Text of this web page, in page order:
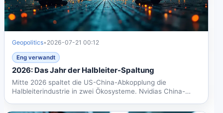
Geopolitics• 2026-07-21 00:12
Eng verwandt
2026: Das Jahr der Halbleiter-Spaltung
Mitte 2026 spaltet die US-China-Abkopplung die
Halbleiterindustrie in zwei Ökosysteme. Nvidias China-